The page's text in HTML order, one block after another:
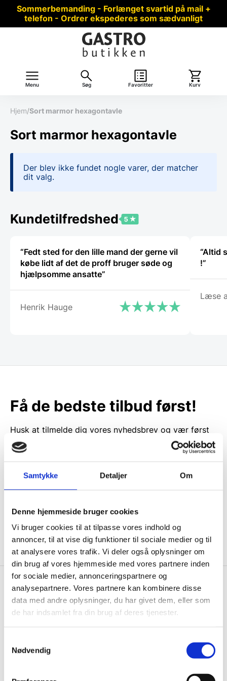
Samtykke Detaljer Om
Denne hjemmeside bruger cookies
Vi bruger cookies til at tilpasse vores indhold og
annoncer, til at vise dig funktioner til sociale medier og til
at analysere vores trafik. Vi deler også oplysninger om
din brug af vores hjemmeside med vores partnere inden
for sociale medier, annonceringspartnere og
analysepartnere. Vores partnere kan kombinere disse
data med andre oplysninger, du har givet dem, eller som
de har indsamlet fra din brug af deres tjenester.
Nødvendig
Sommerbemanding - Forlænget svartid på mail +
telefon - Ordrer ekspederes som sædvanligt
Menu Søg Favoritter Kurv
Hjem/Sort marmor hexagontavle
Sort marmor hexagontavle
Der blev ikke fundet nogle varer, der matcher
dit valg.
Kundetilfredshed
“Fedt sted for den lille mand der gerne vil
købe lidt af det de proff bruger søde og
hjælpsomme ansatte”
Henrik Hauge
“Altid
!”
Læse
Få de bedste tilbud først!
Husk at tilmelde dig vores nyhedsbrev og vær først
til de bedste tilbud. Og bare rolig, vi spammer dig
ikke, men sender kun relevante tilbud og
Ja tak, tilmeld mig
Gastrobutikken.dk
Gastrobutikken ApS
CVR: 38952986